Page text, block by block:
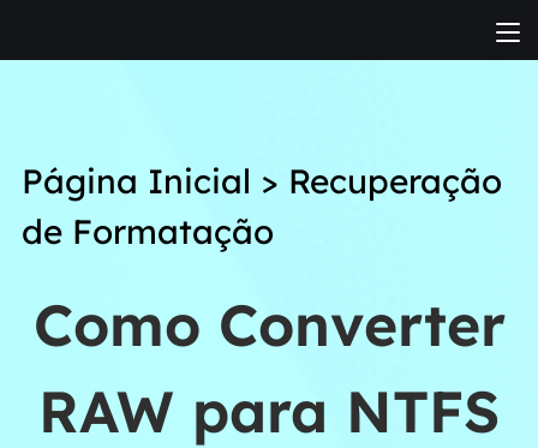
Página Inicial > Recuperação
de Formatação
Como Converter
RAW para NTFS